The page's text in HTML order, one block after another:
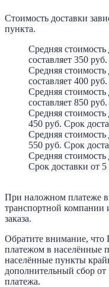
Стоимость доставки
пункта.
Средняя
составляет 350
Средняя
составляет 400
Средняя стоимость
составляет 850
Средняя
450 руб. Срок
Средняя
550 руб. Срок
Средняя
Срок доставки от
При наложном платеже
транспортной компании
заказа.
Обратите внимание,
платежом в населённые
населённые пункты
дополнительный сбор
платежа.